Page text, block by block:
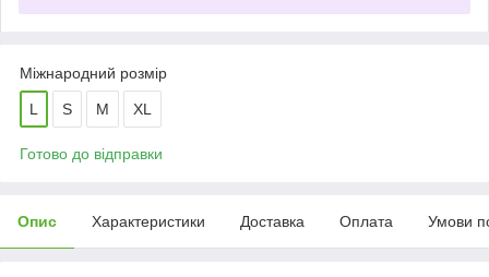
Міжнародний розмір
L S M XL
Готово до відправки
Опис Характеристики Доставка Оплата Умови